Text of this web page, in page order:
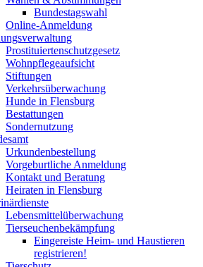
Bundestagswahl
Online-Anmeldung
Prostituiertenschutzgesetz
Wohnpflegeaufsicht
Stiftungen
Verkehrsüberwachung
Hunde in Flensburg
Bestattungen
Sondernutzung
Urkundenbestellung
Vorgeburtliche Anmeldung
Kontakt und Beratung
Heiraten in Flensburg
Lebensmittelüberwachung
Tierseuchenbekämpfung
Eingereiste Heim- und Haustieren
registrieren!